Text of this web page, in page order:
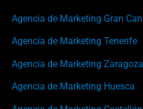
Agencia de Marketing Gran
Agencia de Marketing Tenerife
Agencia de Marketing Zaragoza
Agencia de Marketing Huesca